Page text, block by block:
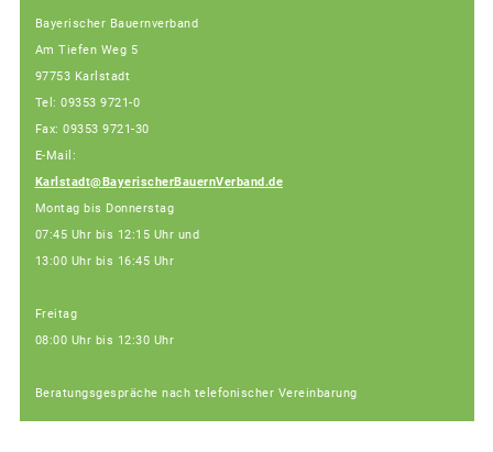
Bayerischer Bauernverband
Am Tiefen Weg 5
97753 Karlstadt
Tel: 09353 9721-0
Fax: 09353 9721-30
E-Mail:
Karlstadt@BayerischerBauernVerband.de
Montag bis Donnerstag
07:45 Uhr bis 12:15 Uhr und
13:00 Uhr bis 16:45 Uhr
Freitag
08:00 Uhr bis 12:30 Uhr
Beratungsgespräche nach telefonischer Vereinbarung